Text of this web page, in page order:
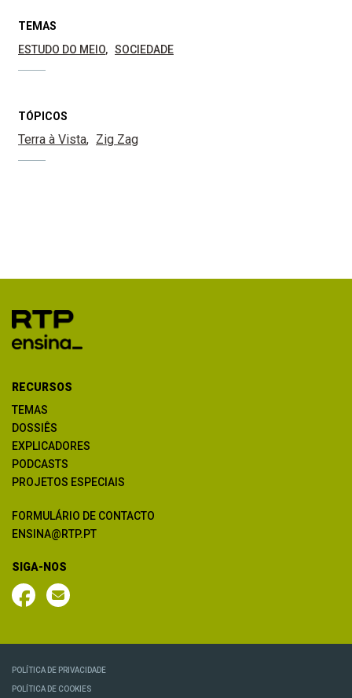
TEMAS
ESTUDO DO MEIO
SOCIEDADE
TÓPICOS
Terra à Vista Zig Zag
RECURSOS
TEMAS
DOSSIÊS
EXPLICADORES
PODCASTS
PROJETOS ESPECIAIS
FORMULÁRIO DE CONTACTO
ENSINA@RTP.PT
SIGA-NOS
POLÍTICA DE PRIVACIDADE
POLÍTICA DE COOKIES